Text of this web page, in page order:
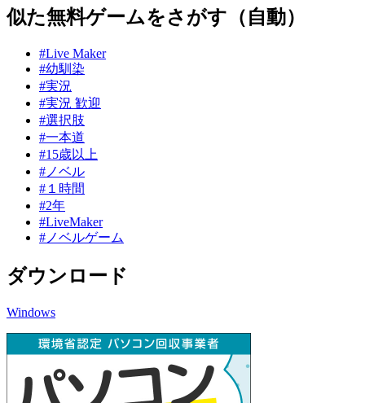
似た無料ゲームをさがす（自動）
#Live Maker
#幼馴染
#実況
#実況 歓迎
#選択肢
#一本道
#15歳以上
#ノベル
#１時間
#2年
#LiveMaker
#ノベルゲーム
ダウンロード
Windows